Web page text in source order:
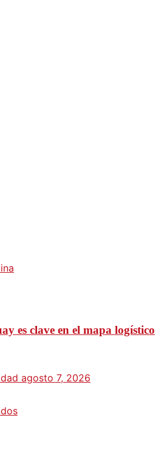
es clave en el mapa logístico
agosto 7, 2026